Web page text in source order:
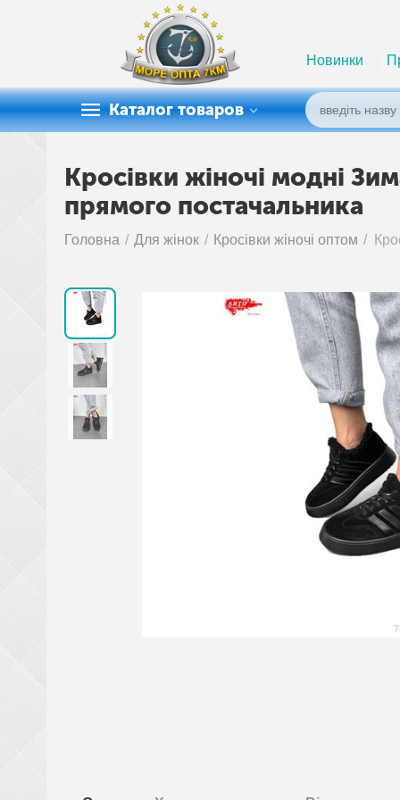
Новинки
Каталог товаров
Кросівки жіночі модні
прямого постачальника
Головна / Для жінок / Кросівки жіночі оптом /